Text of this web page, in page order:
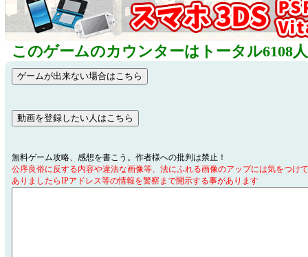
このゲームのカウンターはトータル6108
無料ゲーム攻略、感想を書こう。作者様への批判は禁止！
公序良俗に反する内容や違法な画像等、法にふれる画像のアップには気をつけ
ありましたらIPアドレス等の情報を警察まで開示する事があります